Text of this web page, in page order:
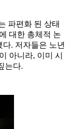
파편화 된 상태
대한 총체적 논
. 저자들은 노년
아니라, 이미 시
는다.